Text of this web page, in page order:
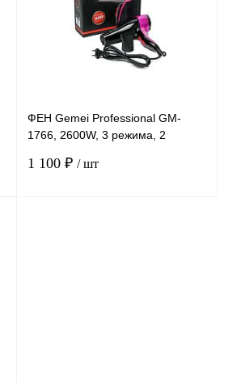
В избранное
наличии
ФЕН Gemei Professional GM-
1766, 2600W, 3 режима, 2
1 100 ₽/ шт